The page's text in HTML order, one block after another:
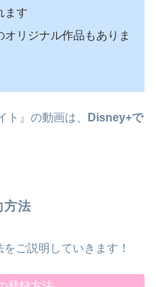
ます
リジナル作品もありま
ト』の動画は、 Disney+で
法
ご説明していきます！